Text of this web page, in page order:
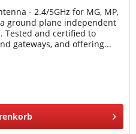
- 2.4/5GHz for MG, MP,
a ground plane independent
Tested and certified to
gateways, and offering...